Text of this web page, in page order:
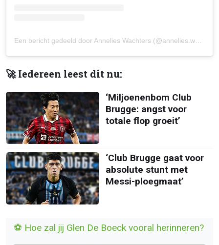
🚀 Iedereen leest dit nu:
‘Miljoenenbom Club
Brugge: angst voor
totale flop groeit’
‘Club Brugge gaat voor
absolute stunt met
Messi-ploegmaat’
⚽ Hoe zal jij Glen De Boeck vooral herinneren?